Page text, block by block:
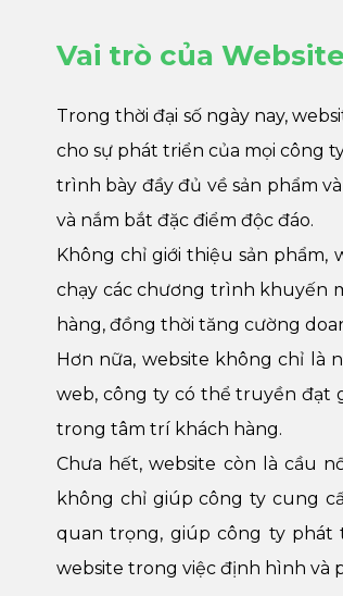
Vai trò của
Trong thời đại số ngày nay,
cho sự phát triển của mọi công
trình bày đầy đủ về sản phẩm
và nắm bắt đặc điểm độc đáo.
Không chỉ giới thiệu sản phẩm,
chạy các chương trình khuyến
hàng, đồng thời tăng cường
Hơn nữa, website không chỉ là
web, công ty có thể truyền đạt
trong tâm trí khách hàng.
Chưa hết, website còn là cầu
không chỉ giúp công ty cung
quan trọng, giúp công ty phát
website trong việc định hình và